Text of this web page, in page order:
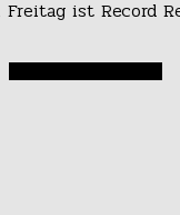
Freitag ist Record